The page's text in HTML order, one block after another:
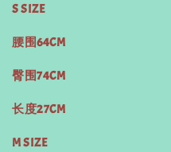
S SIZE
腰围64CM
臀围74CM
长度27CM
M SIZE